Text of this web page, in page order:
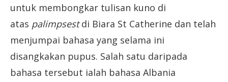
untuk membongkar tulisan kuno di
atas palimpsestdi Biara St Catherine dan telah
menjumpai bahasa yang selama ini
disangkakan pupus. Salah satu daripada
bahasa tersebut ialah bahasa Albania